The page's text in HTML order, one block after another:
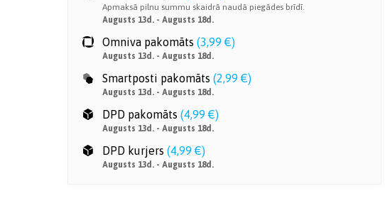
Apmaksā pilnu summu skaidrā naudā piegādes brīdī.
Augusts 13d. - Augusts 18d.
Omniva pakomāts (3,99 €)
Augusts 13d. - Augusts 18d.
Smartposti pakomāts (2,99 €)
Augusts 13d. - Augusts 18d.
DPD pakomāts (4,99 €)
Augusts 13d. - Augusts 18d.
DPD kurjers (4,99 €)
Augusts 13d. - Augusts 18d.